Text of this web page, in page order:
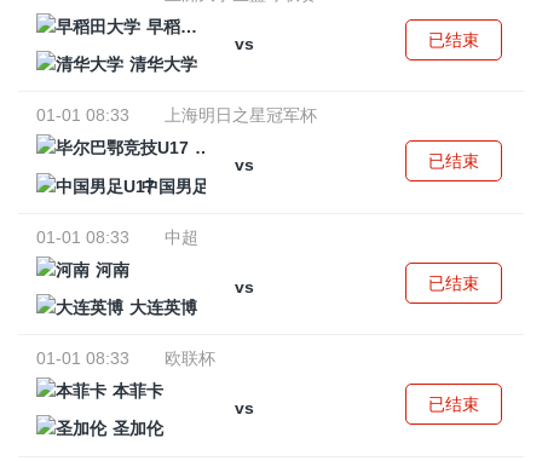
早稻田大学
vs
清华大学
已结束
01-01 08:33
上海明日之星冠军杯
毕尔巴鄂竞技U17
vs
中国男足U17
已结束
01-01 08:33
中超
河南
vs
大连英博
已结束
01-01 08:33
欧联杯
本菲卡
vs
圣加伦
已结束